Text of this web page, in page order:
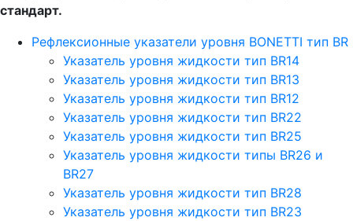
стандарт.
Рефлексионные указатели уровня BONETTI тип BR
Указатель уровня жидкости тип BR14
Указатель уровня жидкости тип BR13
Указатель уровня жидкости тип BR12
Указатель уровня жидкости тип BR22
Указатель уровня жидкости тип BR25
Указатель уровня жидкости типы BR26 и
BR27
Указатель уровня жидкости тип BR28
Указатель уровня жидкости тип BR23